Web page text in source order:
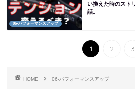
06-パフォーマンスアップ
い換えた時のスト
話。
1 2 3
HOME 06-パフォーマンスアップ